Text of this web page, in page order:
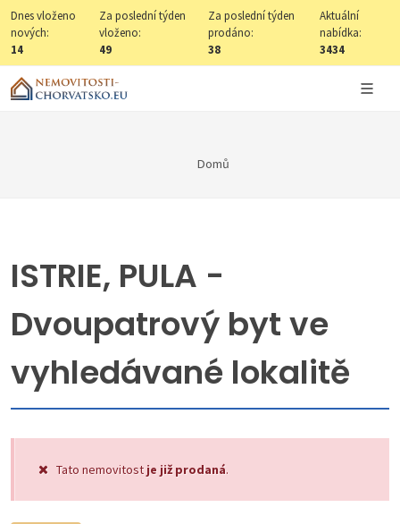
Dnes vloženo
nových:
14
Za poslední týden
vloženo:
49
Za poslední týden
prodáno:
38
Aktuální
nabídka:
3434
Domů
ISTRIE, PULA -
Dvoupatrový byt ve
vyhledávané lokalitě
Tato nemovitost je již prodaná.